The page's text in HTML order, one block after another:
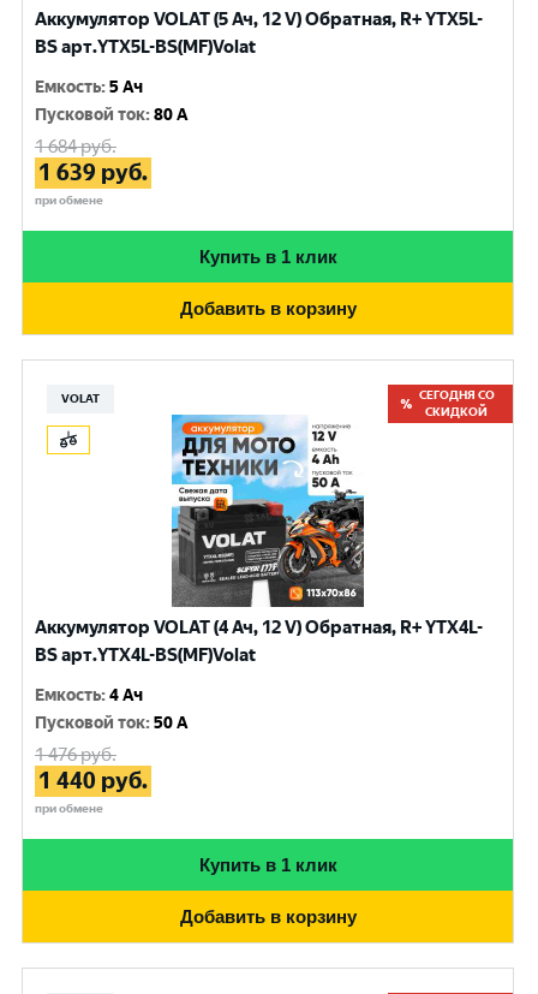
Аккумулятор VOLAT (5 Ач, 12 V) Обратная, R+ YTX5L-
BS арт.YTX5L-BS(MF)Volat
Емкость:5 Ач
Пусковой ток:80 A
1 684руб.
1 639 руб.
при обмене
Купить в 1 клик
Добавить в корзину
VOLAT
СЕГОДНЯ СО
СКИДКОЙ
Аккумулятор VOLAT (4 Ач, 12 V) Обратная, R+ YTX4L-
BS арт.YTX4L-BS(MF)Volat
Емкость:4 Ач
Пусковой ток:50 A
1 476руб.
1 440 руб.
при обмене
Купить в 1 клик
Добавить в корзину